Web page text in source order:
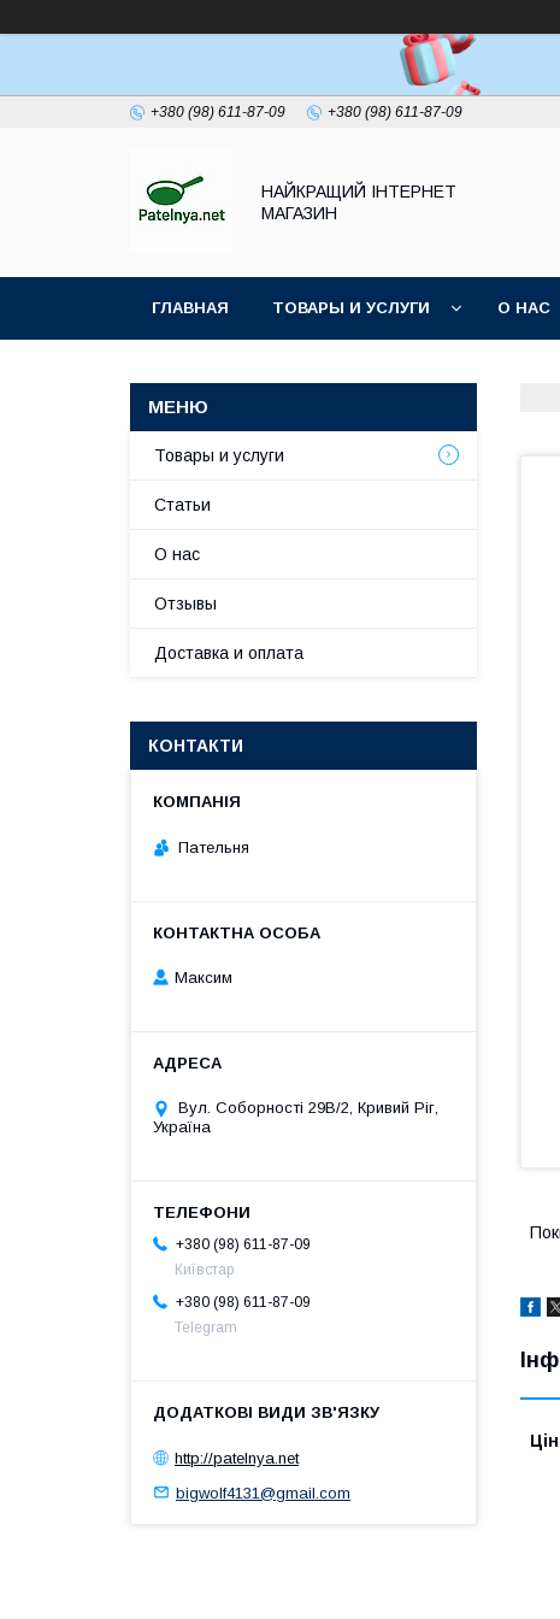
+380 (98) 611-87-09 +380 (98) 611-87-09
НАЙКРАЩИЙ ІНТЕРНЕТ
МАГАЗИН
ГЛАВНАЯ ТОВАРЫ И УСЛУГИ О НАС
Товары и услуги
Статьи
О нас
Отзывы
Доставка и оплата
КОНТАКТИ
Пательня
Максим
Вул. Соборності 29В/2, Кривий Ріг,
Україна
+380 (98) 611-87-09
Київстар
+380 (98) 611-87-09
Telegram
http://patelnya.net
bigwolf4131@gmail.com